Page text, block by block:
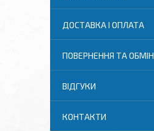
ДОСТАВКА І ОПЛАТА
ПОВЕРНЕННЯ ТА ОБМІН
ВІДГУКИ
КОНТАКТИ